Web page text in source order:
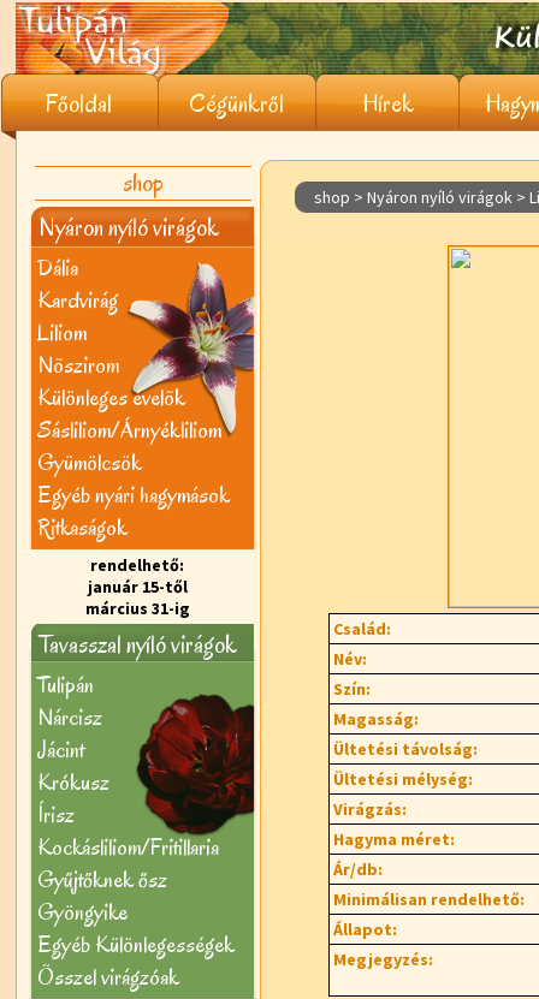
Főoldal Cégünkről Hírek
shop
Nyáron nyíló virágok
Dália
Kardvirág
Liliom
Nõszirom
Különleges évelõk
Sásliliom/Árnyékliliom
Gyümölcsök
Egyéb nyári hagymások
Ritkaságok
rendelhető:
január 15-től
március 31-ig
Tavasszal nyíló virágok
Tulipán
Nárcisz
Jácint
Krókusz
Írisz
Kockásliliom/Fritillaria
Gyűjtőknek ősz
Gyöngyike
Egyéb Különlegességek
Õsszel virágzóak
shop > Nyáron nyíló virágok >
Család:
Név:
Szín:
Magasság:
Ültetési távolság:
Ültetési mélység:
Virágzás:
Hagyma méret:
Ár/db:
Minimálisan rendelhető:
Állapot:
Megjegyzés: